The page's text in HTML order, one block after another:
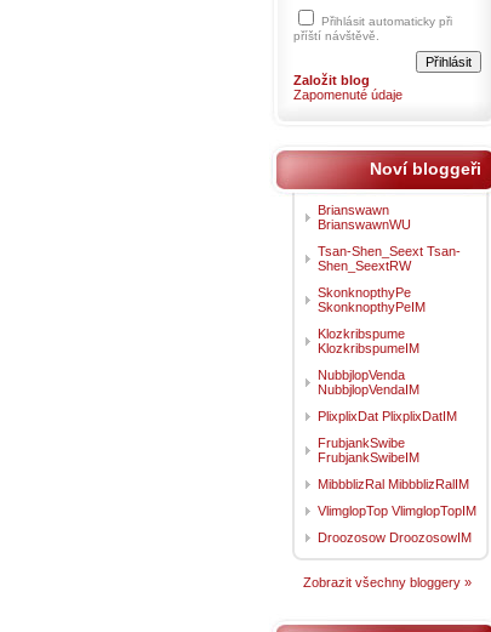
Přihlásit automaticky při
příští návštěvě.
Založit blog
Zapomenuté údaje
Noví bloggeři
Brianswawn
BrianswawnWU
Tsan-Shen_Seext Tsan-
Shen_SeextRW
SkonknopthyPe
SkonknopthyPeIM
Klozkribspume
KlozkribspumeIM
NubbjlopVenda
NubbjlopVendaIM
PlixplixDat PlixplixDatIM
FrubjankSwibe
FrubjankSwibeIM
MibbblizRal MibbblizRalIM
VlimglopTop VlimglopTopIM
Droozosow DroozosowIM
Zobrazit všechny bloggery »